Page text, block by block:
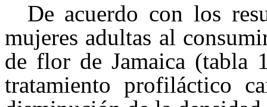
De acuerdo con los
mujeres adultas al
de flor de Jamaica (tabla
tratamiento profiláctico